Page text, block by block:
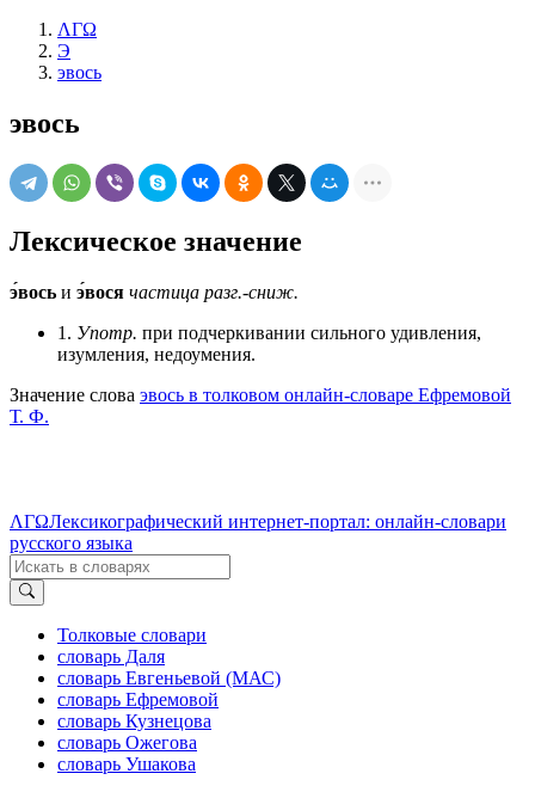
ΛΓΩ
Э
эвось
эвось
Лексическое значение
э́вось и э́вося частица разг.-сниж.
1. Употр. при подчеркивании сильного удивления,
изумления, недоумения.
Значение слова эвось в толковом онлайн-словаре Ефремовой
Т. Ф.
ΛΓΩЛексикографический интернет-портал: онлайн-словари
русского языка
Толковые словари
словарь Даля
словарь Евгеньевой (МАС)
словарь Ефремовой
словарь Кузнецова
словарь Ожегова
словарь Ушакова